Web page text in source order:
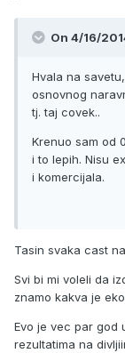
On 4/16/
Hvala na
osnovnog
tj. taj covek..
Krenuo sam od
i to lepih. Nisu
i komercijala.
Tasin svaka cast
Svi bi mi voleli da
znamo kakva je
Evo je vec par god
rezultatima na